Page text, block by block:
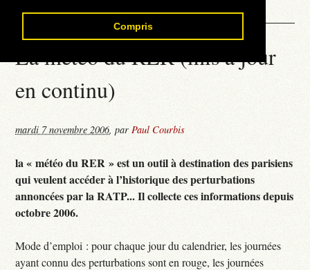
Compris
Contact
La météo du RER (mis à jour
en continu)
mardi 7 novembre 2006,parPaul Courbis
la « météo du RER » est un outil à destination des parisiens
qui veulent accéder à l’historique des perturbations
annoncées par la RATP... Il collecte ces informations depuis
octobre 2006.
Mode d’emploi : pour chaque jour du calendrier, les journées
ayant connu des perturbations sont en rouge, les journées